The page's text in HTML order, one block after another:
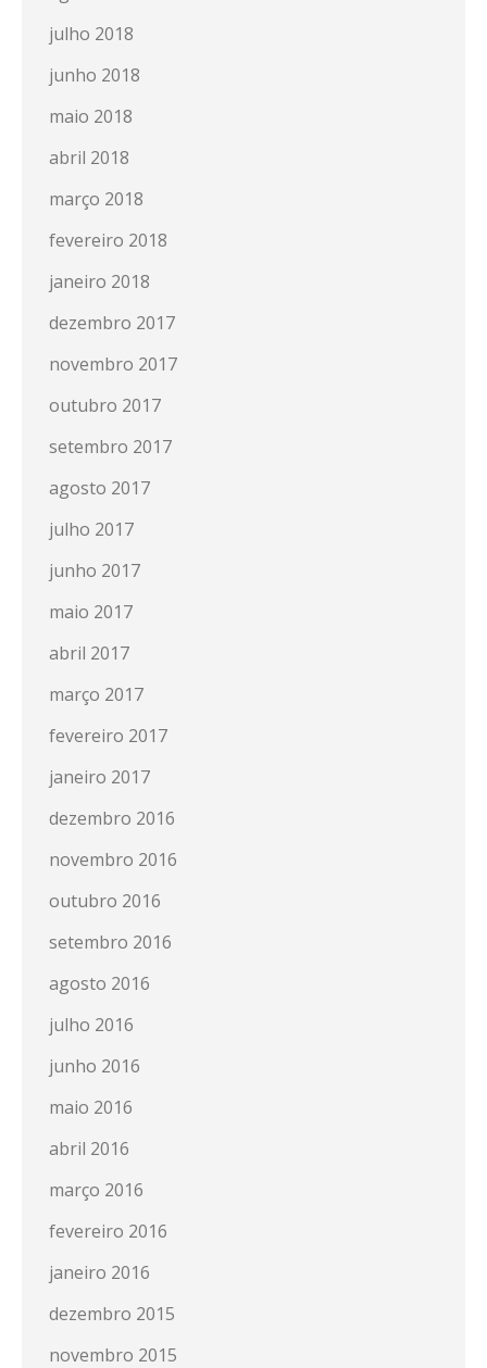
julho 2018
junho 2018
maio 2018
abril 2018
março 2018
fevereiro 2018
janeiro 2018
dezembro 2017
novembro 2017
outubro 2017
setembro 2017
agosto 2017
julho 2017
junho 2017
maio 2017
abril 2017
março 2017
fevereiro 2017
janeiro 2017
dezembro 2016
novembro 2016
outubro 2016
setembro 2016
agosto 2016
julho 2016
junho 2016
maio 2016
abril 2016
março 2016
fevereiro 2016
janeiro 2016
dezembro 2015
novembro 2015